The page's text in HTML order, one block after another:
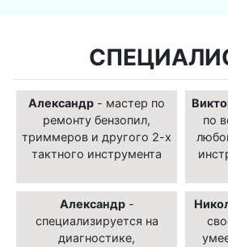
Александр - мастер по
ремонту бензопил,
триммеров и другого 2-х
тактного инструмента
по
Александр-
специализируется на
диагностике,